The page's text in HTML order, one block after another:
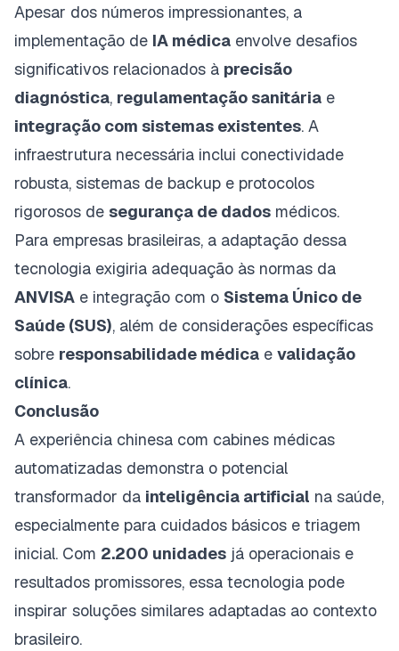
Apesar dos números impressionantes, a
implementação de IA médica envolve desafios
significativos relacionados à precisão
diagnóstica, regulamentação sanitária e
integração com sistemas existentes. A
infraestrutura necessária inclui conectividade
robusta, sistemas de backup e protocolos
rigorosos de segurança de dados médicos.
Para empresas brasileiras, a adaptação dessa
tecnologia exigiria adequação às normas da
ANVISA e integração com o Sistema Único de
Saúde (SUS), além de considerações específicas
sobre responsabilidade médica e validação
clínica.
Conclusão
A experiência chinesa com cabines médicas
automatizadas demonstra o potencial
transformador da inteligência artificial na saúde,
especialmente para cuidados básicos e triagem
inicial. Com 2.200 unidades já operacionais e
resultados promissores, essa tecnologia pode
inspirar soluções similares adaptadas ao contexto
brasileiro.